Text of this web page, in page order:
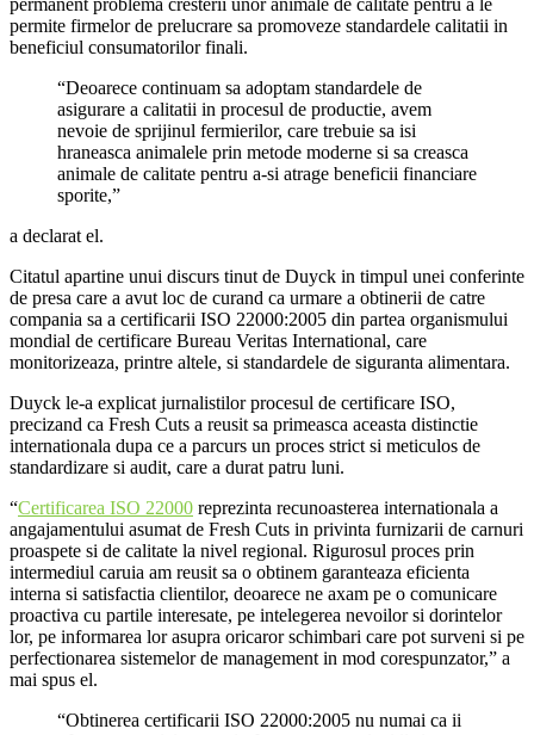
permanent problema cresterii unor animale de calitate pentru a le
permite firmelor de prelucrare sa promoveze standardele calitatii in
beneficiul consumatorilor finali.
“Deoarece continuam sa adoptam standardele de
asigurare a calitatii in procesul de productie, avem
nevoie de sprijinul fermierilor, care trebuie sa isi
hraneasca animalele prin metode moderne si sa creasca
animale de calitate pentru a-si atrage beneficii financiare
sporite,”
a declarat el.
Citatul apartine unui discurs tinut de Duyck in timpul unei conferinte
de presa care a avut loc de curand ca urmare a obtinerii de catre
compania sa a certificarii ISO 22000:2005 din partea organismului
mondial de certificare Bureau Veritas International, care
monitorizeaza, printre altele, si standardele de siguranta alimentara.
Duyck le-a explicat jurnalistilor procesul de certificare ISO,
precizand ca Fresh Cuts a reusit sa primeasca aceasta distinctie
internationala dupa ce a parcurs un proces strict si meticulos de
standardizare si audit, care a durat patru luni.
“Certificarea ISO 22000 reprezinta recunoasterea internationala a
angajamentului asumat de Fresh Cuts in privinta furnizarii de carnuri
proaspete si de calitate la nivel regional. Rigurosul proces prin
intermediul caruia am reusit sa o obtinem garanteaza eficienta
interna si satisfactia clientilor, deoarece ne axam pe o comunicare
proactiva cu partile interesate, pe intelegerea nevoilor si dorintelor
lor, pe informarea lor asupra oricaror schimbari care pot surveni si pe
perfectionarea sistemelor de management in mod corespunzator,” a
mai spus el.
“Obtinerea certificarii ISO 22000:2005 nu numai ca ii